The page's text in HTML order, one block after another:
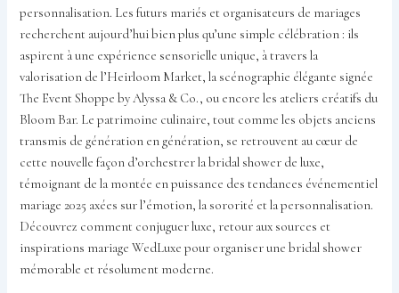
personnalisation. Les futurs mariés et organisateurs de mariages
recherchent aujourd’hui bien plus qu’une simple célébration : ils
aspirent à une expérience sensorielle unique, à travers la
valorisation de l’Heirloom Market, la scénographie élégante signée
The Event Shoppe by Alyssa & Co., ou encore les ateliers créatifs du
Bloom Bar. Le patrimoine culinaire, tout comme les objets anciens
transmis de génération en génération, se retrouvent au cœur de
cette nouvelle façon d’orchestrer la bridal shower de luxe,
témoignant de la montée en puissance des tendances événementiel
mariage 2025 axées sur l’émotion, la sororité et la personnalisation.
Découvrez comment conjuguer luxe, retour aux sources et
inspirations mariage WedLuxe pour organiser une bridal shower
mémorable et résolument moderne.